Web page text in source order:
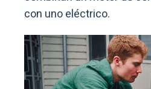
con uno eléctrico.